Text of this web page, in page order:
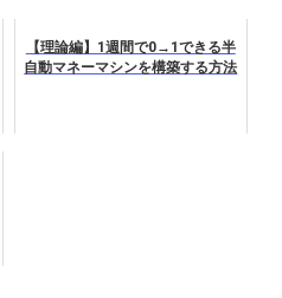
【理論編】1週間で0→1できる半
自動マネーマシンを構築する方法